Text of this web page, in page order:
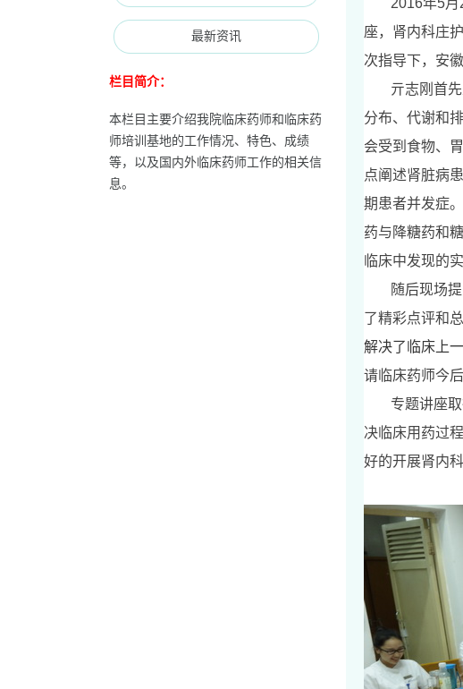
最新资讯
栏目简介：
本栏目主要介绍我院临床药师和临床药
师培训基地的工作情况、特色、成绩
等，以及国内外临床药师工作的相关信
息。
2016年5月
座，肾内科庄
次指导下，安
亓志刚首
分布、代谢和
会受到食物、
点阐述肾脏病
期患者并发症
药与降糖药和
临床中发现的
随后现场
了精彩点评和
解决了临床上
请临床药师今
专题讲座
决临床用药过
好的开展肾内